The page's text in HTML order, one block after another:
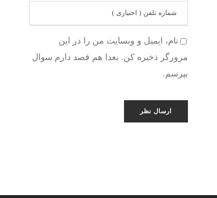
نام، ایمیل و وبسایت من را در این
مرورگر ذخیره کن. بعدا هم قصد دارم سوال
بپرسم.